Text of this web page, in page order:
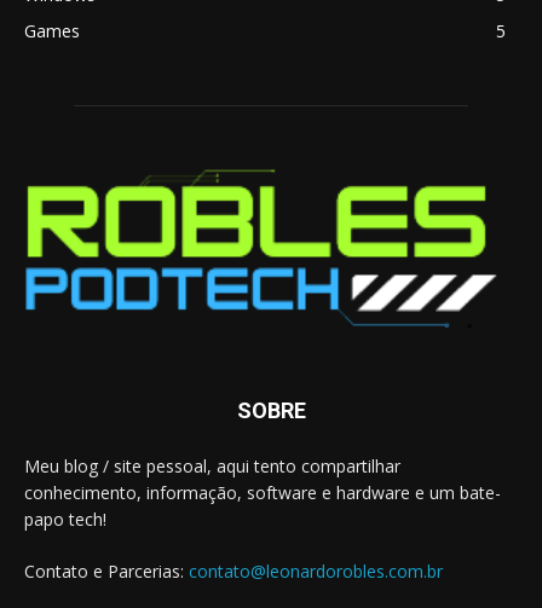
Games
5
SOBRE
Meu blog / site pessoal, aqui tento compartilhar
conhecimento, informação, software e hardware e um bate-
papo tech!
Contato e Parcerias: contato@leonardorobles.com.br